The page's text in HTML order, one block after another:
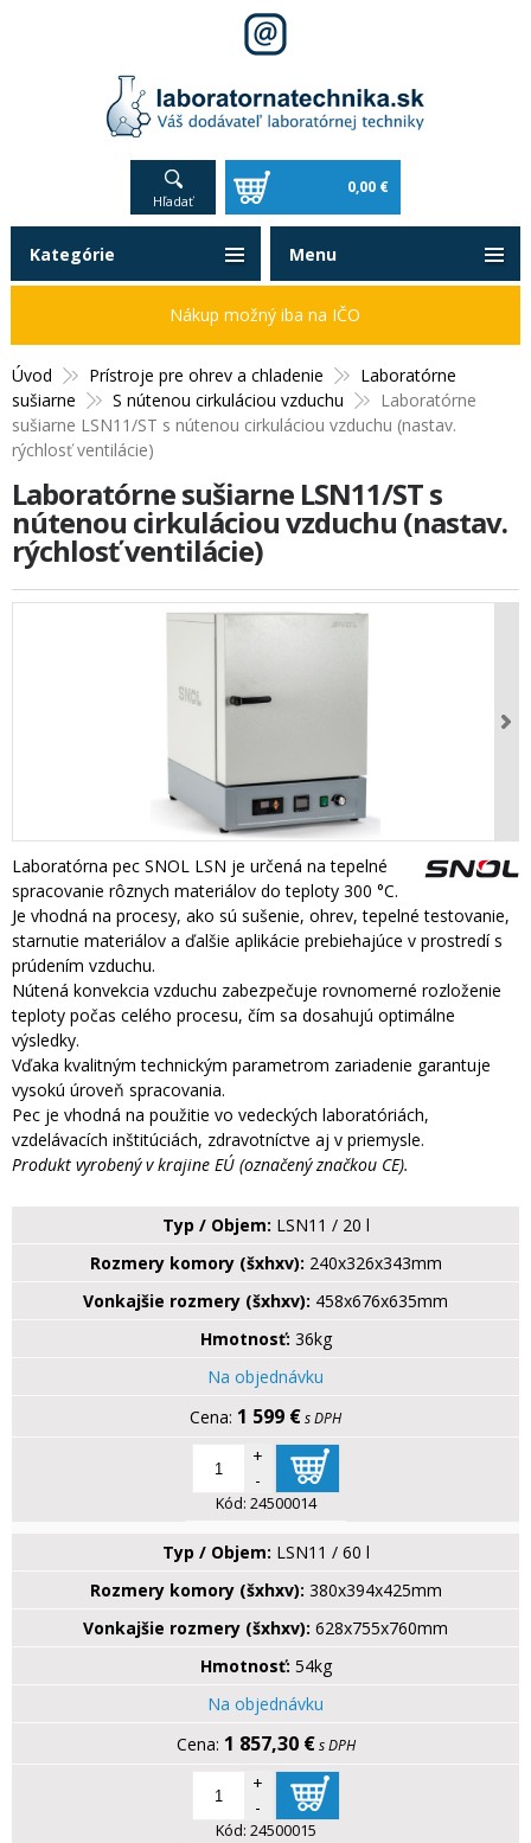
Hľadať
0,00 €
Úvod Prístroje pre ohrev a chladenie
Laboratórne
sušiarne
S nútenou cirkuláciou vzduchu
Laboratórne
sušiarne LSN11/ST s nútenou cirkuláciou vzduchu (nastav.
rýchlosť ventilácie)
Laboratórne sušiarne LSN11/ST s
nútenou cirkuláciou vzduchu (nastav.
rýchlosť ventilácie)
Laboratórna pec SNOL LSN je určená na tepelné
spracovanie rôznych materiálov do teploty 300 °C.
Je vhodná na procesy, ako sú sušenie, ohrev, tepelné testovanie,
starnutie materiálov a ďalšie aplikácie prebiehajúce v prostredí s
prúdením vzduchu.
Nútená konvekcia vzduchu zabezpečuje rovnomerné rozloženie
teploty počas celého procesu, čím sa dosahujú optimálne
výsledky.
Vďaka kvalitným technickým parametrom zariadenie garantuje
vysokú úroveň spracovania.
Pec je vhodná na použitie vo vedeckých laboratóriách,
vzdelávacích inštitúciách, zdravotníctve aj v priemysle.
Produkt vyrobený v krajine EÚ (označený značkou CE).
Typ / Objem: LSN11 / 20 l
Rozmery komory (šxhxv): 240x326x343mm
Vonkajšie rozmery (šxhxv): 458x676x635mm
Hmotnosť: 36kg
Na objednávku
1 599 €s DPH
+
-
Kód: 24500014
Typ / Objem: LSN11 / 60 l
Rozmery komory (šxhxv): 380x394x425mm
Vonkajšie rozmery (šxhxv): 628x755x760mm
Hmotnosť: 54kg
Na objednávku
1 857,30 € s DPH
+
-
Kód: 24500015
Kategórie
Nákup možný iba na IČO
Menu